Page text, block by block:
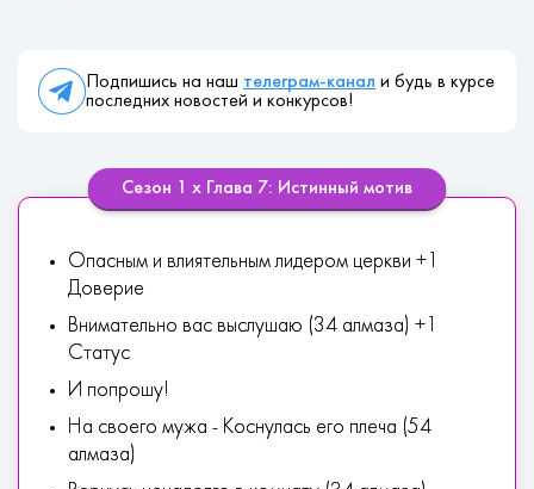
Подпишись на наш телеграм-канал и будь в курсе
последних новостей и конкурсов!
Сезон 1 х Глава 7: Истинный мотив
Опасным и влиятельным лидером церкви +1
Доверие
Внимательно вас выслушаю (34 алмаза) +1
Статус
И попрошу!
На своего мужа - Коснулась его плеча (54
алмаза)